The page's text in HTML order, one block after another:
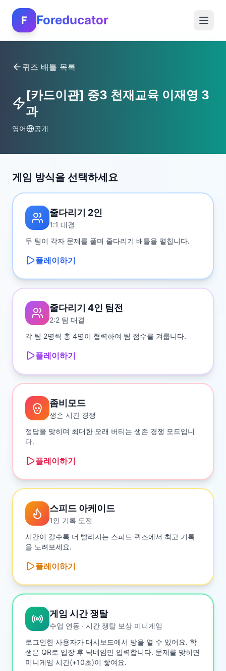
F Foreducator
퀴즈 배틀 목록
[카드이관] 중3 천재교육 이재영 3
과
영어 공개
게임 방식을 선택하세요
줄다리기 2인
1:1 대결
두 팀이 각자 문제를 풀며 줄다리기 배틀을 펼칩니다.
플레이하기
줄다리기 4인 팀전
2:2 팀 대결
각 팀 2명씩 총 4명이 협력하여 팀 점수를 겨룹니다.
플레이하기
좀비모드
생존 시간 경쟁
정답을 맞히며 최대한 오래 버티는 생존 경쟁 모드입니
다.
플레이하기
스피드 아케이드
1인 기록 도전
시간이 갈수록 더 빨라지는 스피드 퀴즈에서 최고 기록
을 노려보세요.
플레이하기
게임 시간 쟁탈
수업 연동 · 시간 쟁탈 보상 미니게임
로그인한 사용자가 대시보드에서 방을 열 수 있어요. 학
생은 QR로 입장 후 닉네임만 입력합니다. 문제를 맞히면
미니게임 시간(+10초)이 쌓여요.